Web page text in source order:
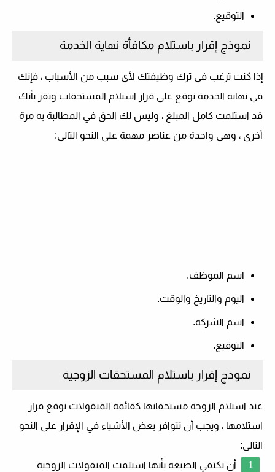
التوقيع.
نموذج إقرار باستلام مكافأة نهاية الخدمة
إذا كنت ترغب في ترك وظيفتك لأي سبب من الأسباب ، فإنك
في نهاية الخدمة توقع على قرار استلام المستحقات وتقر بأنك
قد استلمت كامل المبلغ ، وليس لك الحق في المطالبة به مرة
أخرى ، وهي واحدة من عناصر مهمة على النحو التالي:
اسم الموظف.
اليوم والتاريخ والوقت.
اسم الشركة.
التوقيع.
نموذج إقرار باستلام المستحقات الزوجية
عند استلام الزوجة مستحقاتها كقائمة المنقولات توقع قرار
استلامها ، ويجب أن تتوافر بعض الأشياء في الإقرار على النحو
التالي:
أن تكتفي الصيغة بأنها استلمت المنقولات الزوجية